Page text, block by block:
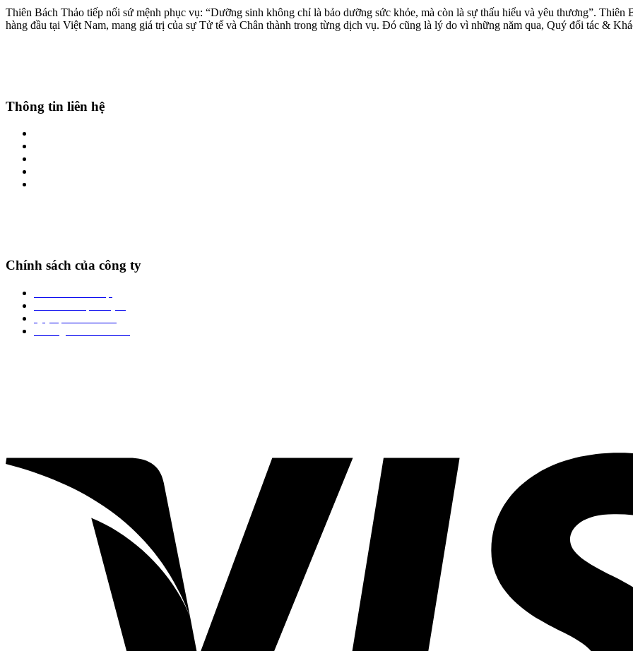
Thiên Bách Thảo tiếp nối sứ mệnh phục vụ: “Dưỡng sinh không chỉ là bảo dưỡng sức khỏe, mà còn là sự thấu hiểu và yêu thương”.
hàng đầu tại Việt Nam, mang giá trị của sự Tử tế và Chân thành trong từng dịch vụ. Đó cũng là lý do vì những năm qua, Quý đối tác &
Thông tin liên hệ
Chính sách của công ty